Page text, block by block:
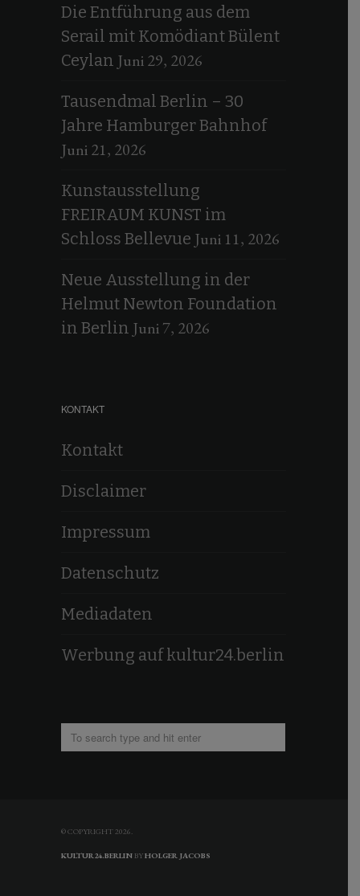
Die Entführung aus dem
Serail mit Komödiant Bülent
Ceylan Juni 29, 2026
Tausendmal Berlin – 30
Jahre Hamburger Bahnhof
Juni 21, 2026
Kunstausstellung
FREIRAUM KUNST im
Schloss Bellevue Juni 11, 2026
Neue Ausstellung in der
Helmut Newton Foundation
in Berlin Juni 7, 2026
KONTAKT
Kontakt
Disclaimer
Impressum
Datenschutz
Mediadaten
Werbung auf kultur24.berlin
© COPYRIGHT 2026.
KULTUR24.BERLIN BYHOLGER JACOBS